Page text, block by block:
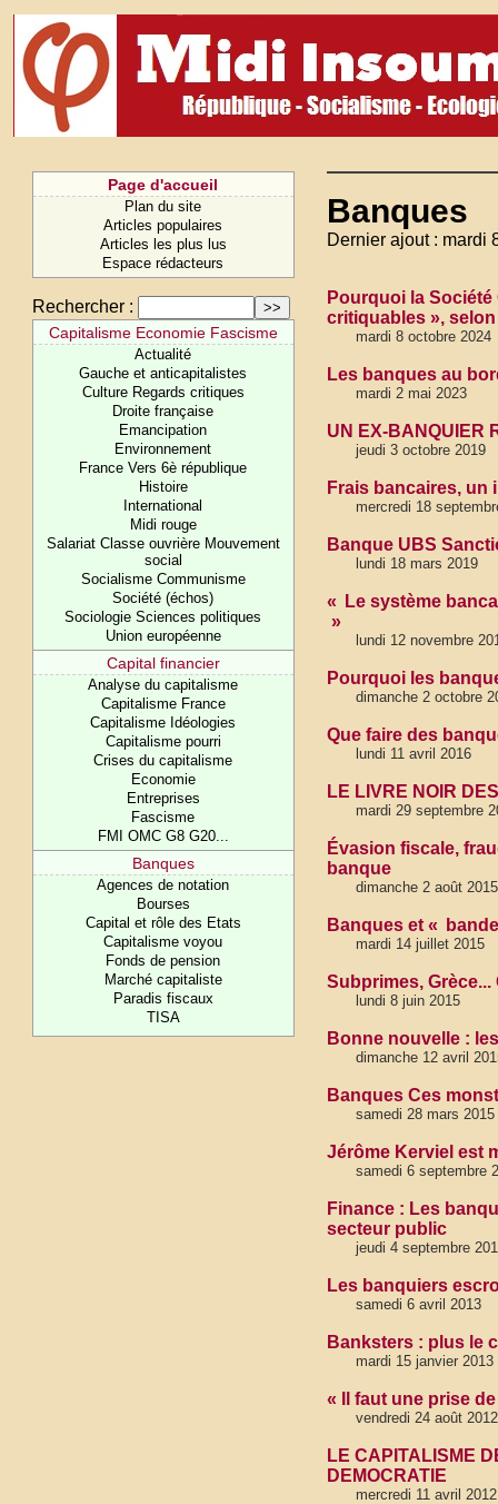
Page d'accueil
Plan du site
Articles populaires
Articles les plus lus
Espace rédacteurs
Rechercher :
Capitalisme Economie Fascisme
Actualité
Gauche et anticapitalistes
Culture Regards critiques
Droite française
Emancipation
Environnement
France Vers 6è république
Histoire
International
Midi rouge
Salariat Classe ouvrière Mouvement
social
Socialisme Communisme
Société (échos)
Sociologie Sciences politiques
Union européenne
Capital financier
Analyse du capitalisme
Capitalisme France
Capitalisme Idéologies
Capitalisme pourri
Crises du capitalisme
Economie
Entreprises
Fascisme
FMI OMC G8 G20...
Banques
Agences de notation
Bourses
Capital et rôle des Etats
Capitalisme voyou
Fonds de pension
Marché capitaliste
Paradis fiscaux
TISA
Banques
Dernier ajout : mardi
Pourquoi la
critiquables »,
mardi 8 octobre 2024
Les banques au
mardi 2 mai 2023
UN EX-BANQUIER
jeudi 3 octobre 2019
Frais bancaires, un
mercredi 18
Banque UBS
lundi 18 mars 2019
« Le système
»
lundi 12 novembre
Pourquoi les
dimanche 2 octobre
Que faire des
lundi 11 avril 2016
LE LIVRE NOIR
mardi 29 septembre
Évasion fiscale,
banque
dimanche 2 août 2015
Banques et «
mardi 14 juillet 2015
Subprimes,
lundi 8 juin 2015
Bonne nouvelle :
dimanche 12 avril
Banques Ces
samedi 28 mars 2015
Jérôme Kerviel est
samedi 6 septembre
Finance : Les
secteur public
jeudi 4 septembre
Les banquiers
samedi 6 avril 2013
Banksters : plus le
mardi 15 janvier 2013
« Il faut une prise
vendredi 24 août 2012
LE CAPITALISME
DEMOCRATIE
mercredi 11 avril 2012